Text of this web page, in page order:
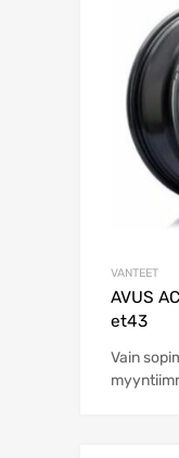
VANTEET
AVUS
et43
Vain